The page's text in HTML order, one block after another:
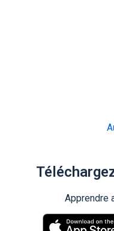
Apprendre